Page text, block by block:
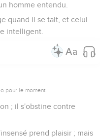
homme entendu.
quand il se tait, et celui
intelligent.
pour le moment.
; il s'obstine contre
prend plaisir ; mais